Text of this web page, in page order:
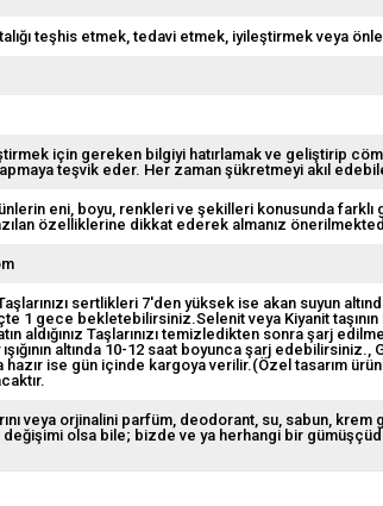
teşhis etmek, tedavi etmek, iyileştirmek veya
için gereken bilgiyi hatırlamak ve geliştirip
teşvik eder. Her zaman şükretmeyi akıl
eni, boyu, renkleri ve şekilleri konusunda farklı
özelliklerine dikkat ederek almanız
sertlikleri 7'den yüksek ise akan suyun
1 gece bekletebilirsiniz.Selenit veya Kiyanit
aldığınız Taşlarınızı temizledikten sonra şarj
ışığının altında 10-12 saat boyunca şarj edebilirsiniz.
ise gün içinde kargoya verilir.(Özel tasarım
veya orjinalini parfüm, deodorant, su, sabun,
olsa bile; bizde ve ya herhangi bir